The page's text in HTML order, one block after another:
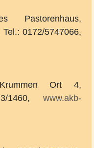
Pastorenhaus,
0172/5747066,
Ort 4,
1460, www.akb-